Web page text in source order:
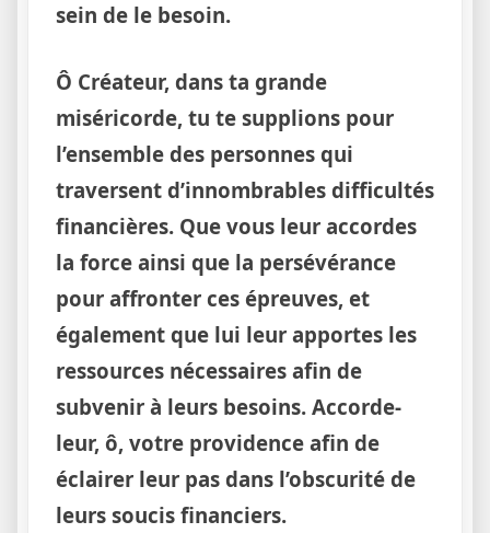
sein de le besoin.
Ô Créateur, dans ta grande
miséricorde, tu te supplions pour
l’ensemble des personnes qui
traversent d’innombrables difficultés
financières. Que vous leur accordes
la force ainsi que la persévérance
pour affronter ces épreuves, et
également que lui leur apportes les
ressources nécessaires afin de
subvenir à leurs besoins. Accorde-
leur, ô, votre providence afin de
éclairer leur pas dans l’obscurité de
leurs soucis financiers.